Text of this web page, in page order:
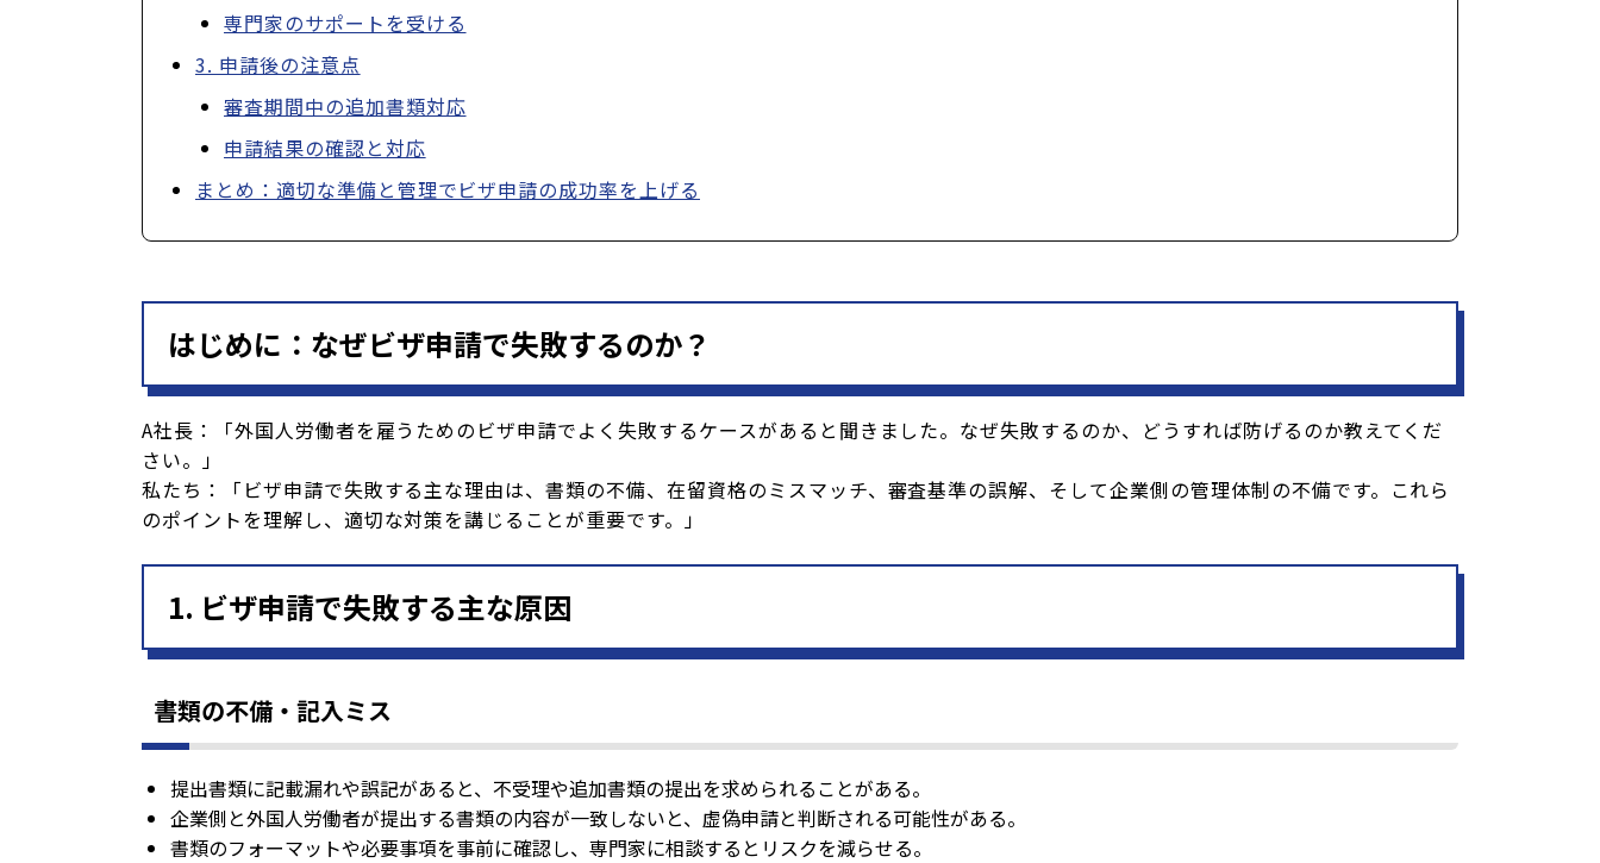
専門家のサポートを受ける
3. 申請後の注意点
審査期間中の追加書類対応
申請結果の確認と対応
まとめ：適切な準備と管理でビザ申請の成功率を上げる
はじめに：なぜビザ申請で失敗するのか？
A社長：「外国人労働者を雇うためのビザ申請でよく失敗するケースがあると聞きました。なぜ失敗するのか、どうすれば防げるのか教えてくだ
さい。」
私たち：「ビザ申請で失敗する主な理由は、書類の不備、在留資格のミスマッチ、審査基準の誤解、そして企業側の管理体制の不備です。これら
のポイントを理解し、適切な対策を講じることが重要です。」
1. ビザ申請で失敗する主な原因
書類の不備・記入ミス
提出書類に記載漏れや誤記があると、不受理や追加書類の提出を求められることがある。
企業側と外国人労働者が提出する書類の内容が一致しないと、虚偽申請と判断される可能性がある。
書類のフォーマットや必要事項を事前に確認し、専門家に相談するとリスクを減らせる。